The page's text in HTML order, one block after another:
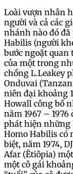
Loài vượn nhân
người và cả các
nhánh nào đó
Habilis (người
bước ngoặt
của một trong
chồng L.Leakey
Onduvai
niên đại khoảng
Howall công bố
năm 1967 –
phát hiện những
Homo Habilis có
biệt, năm 1974,
Afar (Êtiôpia)
một cô gái